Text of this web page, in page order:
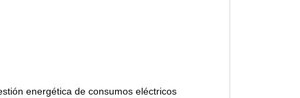
energética de consumos eléctricos